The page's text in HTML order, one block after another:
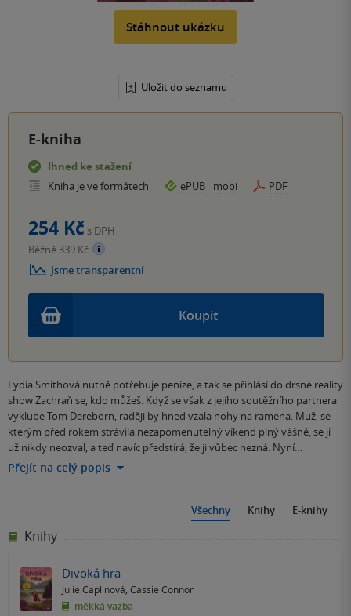
Stáhnout ukázku
Uložit do seznamu
E-kniha
Ihned ke stažení
Kniha je ve formátech
ePUB mobi PDF
Koupit
254 Kč s DPH
Běžně 339 Kč
Jsme transparentní
Lydia Smithová nutně potřebuje peníze, a tak se přihlásí do drsné reality
show Zachraň se, kdo můžeš. Když se však z jejího soutěžního partnera
vyklube Tom Dereborn, raději by hned vzala nohy na ramena. Muž, se
kterým před rokem strávila nezapomenutelný víkend plný vášně, se jí
už nikdy neozval, a teď navíc předstírá, že ji vůbec nezná. Nyní…
Přejít na celý popis
Všechny Knihy E-knihy
Knihy
Divoká hra
Julie Caplinová, Cassie Connor
měkká vazba